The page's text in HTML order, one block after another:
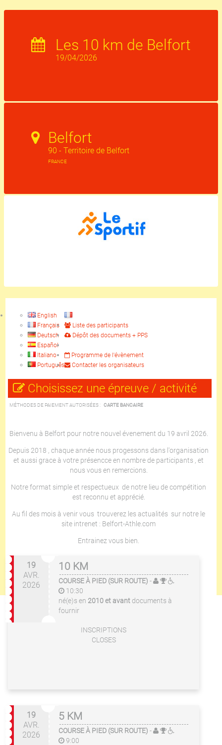
Les 10 km de Belfort
19/04/2026
Belfort
90 - Territoire de Belfort
FRANCE
English
Français
Deutsch
Español
Italiano
Português
Liste des participants
Dépôt des documents + PPS
Programme de l'évènement
Contacter les organisateurs
Choisissez une épreuve / activité
MÉTHODES DE PAIEMENT AUTORISÉES : CARTE BANCAIRE
Bienvenu à Belfort pour notre nouvel évenement du 19 avril 2026.
Depuis 2018 , chaque année nous progessons dans l'organisation
et aussi grace à votre présencce en nombre de participants , et
nous vous en remercions.
Notre format simple et respectueux de notre lieu de compétition
est reconnu et apprécié.
Au fil des mois à venir vous trouverez les actualités sur notre le
site intrenet : Belfort-Athle.com
Entrainez vous bien.
19
AVR.
2026
10 KM
COURSE À PIED (SUR ROUTE) -
10:30
né(e)s en 2010 et avant documents à
fournir
INSCRIPTIONS
CLOSES
19
AVR.
2026
5 KM
COURSE À PIED (SUR ROUTE) -
9:00